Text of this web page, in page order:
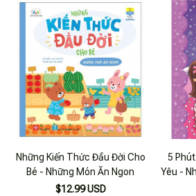
Những Kiến Thức Đầu Đời Cho
Bé - Những Món Ăn Ngon
$12.99 USD
5
Yêu -